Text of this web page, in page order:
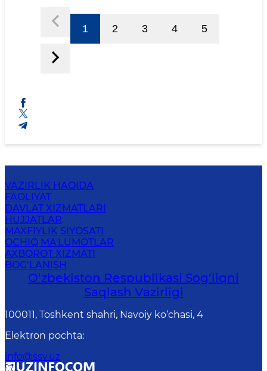
1 2 3 4 5
VAZIRLIK HAQIDA
FAOLIYAT
DAVLAT XIZMATLARI
HUJJATLAR
MAXFIYLIK SIYOSATI
OCHIQ MA'LUMOTLAR
AXBOROT XIZMATI
BOG‘LANISH
O‘zbеkistоn Rеspublikаsi Sоg‘liqni
Saqlash Vаzirligi
100011, Toshkent shahri, Navoiy ko‘chаsi, 4
Elektron pochta:
info@ssv.uz